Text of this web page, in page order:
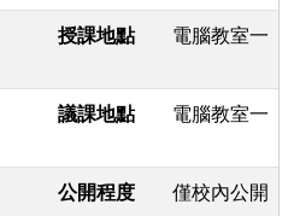
授課地點 電腦教室一
議課地點 電腦教室一
公開程度
僅校內公開